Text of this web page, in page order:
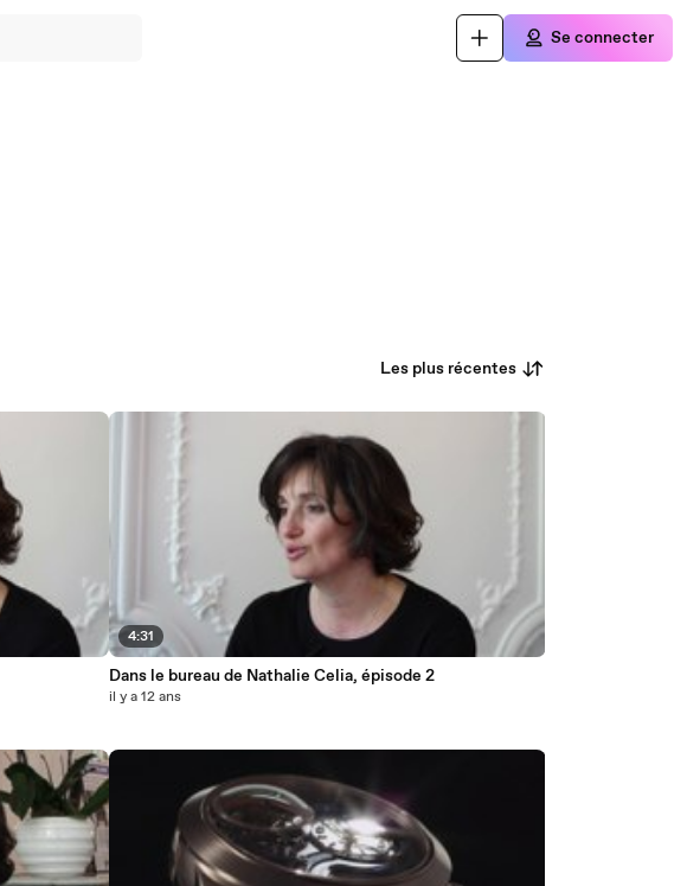
Se connecter
Les plus récentes
4:31
Dans le bureau de Nathalie Celia, épisode 2
il y a 12 ans